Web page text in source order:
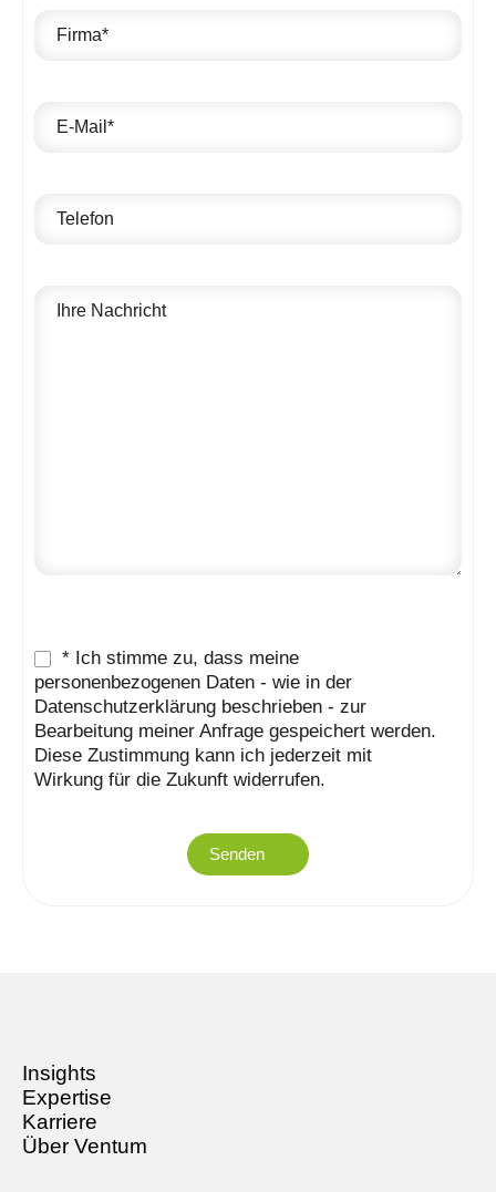
* Ich stimme zu, dass meine
personenbezogenen Daten - wie in der
Datenschutzerklärung beschrieben - zur
Bearbeitung meiner Anfrage gespeichert werden.
Diese Zustimmung kann ich jederzeit mit
Wirkung für die Zukunft widerrufen.
Insights
Expertise
Karriere
Über Ventum